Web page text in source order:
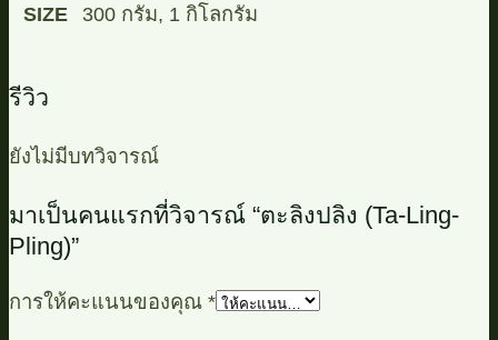
SIZE 300 กรัม, 1 กิโลกรัม
รีวิว
ยังไม่มีบทวิจารณ์
มาเป็นคนแรกที่วิจารณ์ “ตะลิงปลิง (Ta-Ling-
Pling)”
การให้คะแนนของคุณ *